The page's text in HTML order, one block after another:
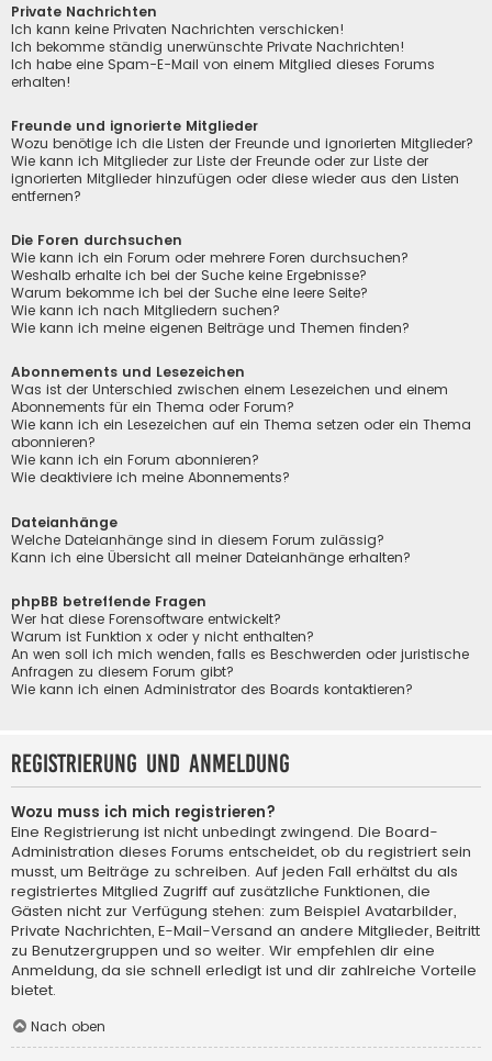
Private Nachrichten
Ich kann keine Privaten Nachrichten verschicken!
Ich bekomme ständig unerwünschte Private Nachrichten!
Ich habe eine Spam-E-Mail von einem Mitglied dieses Forums
erhalten!
Freunde und ignorierte Mitglieder
Wozu benötige ich die Listen der Freunde und ignorierten Mitglieder?
Wie kann ich Mitglieder zur Liste der Freunde oder zur Liste der
ignorierten Mitglieder hinzufügen oder diese wieder aus den Listen
entfernen?
Die Foren durchsuchen
Wie kann ich ein Forum oder mehrere Foren durchsuchen?
Weshalb erhalte ich bei der Suche keine Ergebnisse?
Warum bekomme ich bei der Suche eine leere Seite?
Wie kann ich nach Mitgliedern suchen?
Wie kann ich meine eigenen Beiträge und Themen finden?
Abonnements und Lesezeichen
Was ist der Unterschied zwischen einem Lesezeichen und einem
Abonnements für ein Thema oder Forum?
Wie kann ich ein Lesezeichen auf ein Thema setzen oder ein Thema
abonnieren?
Wie kann ich ein Forum abonnieren?
Wie deaktiviere ich meine Abonnements?
Dateianhänge
Welche Dateianhänge sind in diesem Forum zulässig?
Kann ich eine Übersicht all meiner Dateianhänge erhalten?
phpBB betreffende Fragen
Wer hat diese Forensoftware entwickelt?
Warum ist Funktion x oder y nicht enthalten?
An wen soll ich mich wenden, falls es Beschwerden oder juristische
Anfragen zu diesem Forum gibt?
Wie kann ich einen Administrator des Boards kontaktieren?
Registrierung und Anmeldung
Wozu muss ich mich registrieren?
Eine Registrierung ist nicht unbedingt zwingend. Die Board-
Administration dieses Forums entscheidet, ob du registriert sein
musst, um Beiträge zu schreiben. Auf jeden Fall erhältst du als
registriertes Mitglied Zugriff auf zusätzliche Funktionen, die
Gästen nicht zur Verfügung stehen: zum Beispiel Avatarbilder,
Private Nachrichten, E-Mail-Versand an andere Mitglieder, Beitritt
zu Benutzergruppen und so weiter. Wir empfehlen dir eine
Anmeldung, da sie schnell erledigt ist und dir zahlreiche Vorteile
bietet.
Nach oben